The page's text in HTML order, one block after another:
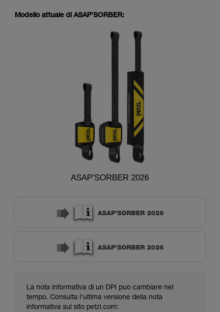
Modello attuale di ASAP’SORBER:
ASAP’SORBER 2026
La nota informativa di un DPI può cambiare nel
tempo. Consulta l’ultima versione della nota
informativa sul sito petzl.com: